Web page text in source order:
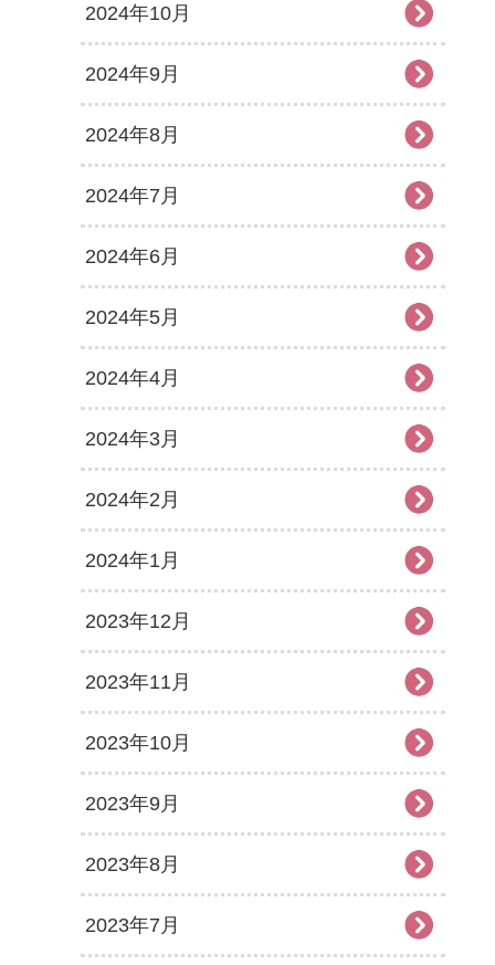
2024年10月
2024年9月
2024年8月
2024年7月
2024年6月
2024年5月
2024年4月
2024年3月
2024年2月
2024年1月
2023年12月
2023年11月
2023年10月
2023年9月
2023年8月
2023年7月